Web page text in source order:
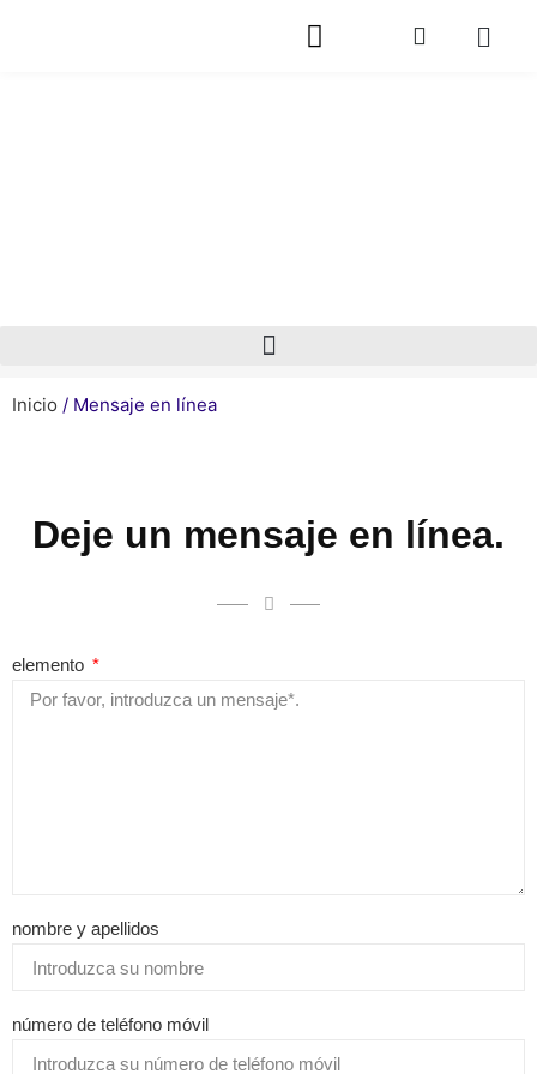
Inicio / Mensaje en línea
Deje un mensaje en línea.
elemento
nombre y apellidos
número de teléfono móvil